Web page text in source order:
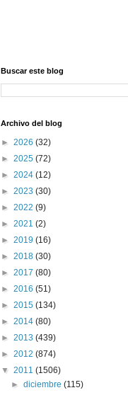
Buscar este blog
Archivo del blog
► 2026 (32)
► 2025 (72)
► 2024 (12)
► 2023 (30)
► 2022 (9)
► 2021 (2)
► 2019 (16)
► 2018 (30)
► 2017 (80)
► 2016 (51)
► 2015 (134)
► 2014 (80)
► 2013 (439)
► 2012 (874)
▼ 2011 (1506)
►diciembre(115)